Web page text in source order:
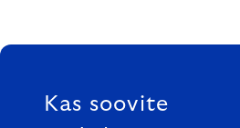
FOOTER
Kas soovite